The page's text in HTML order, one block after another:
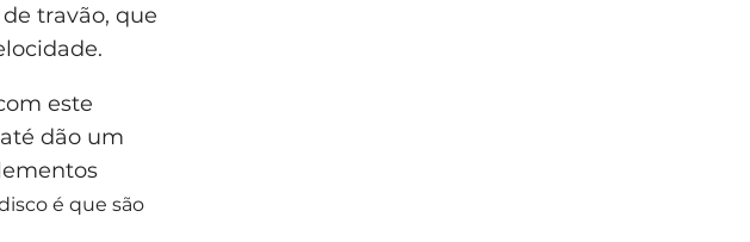
travão, que
este
dão um
é que são